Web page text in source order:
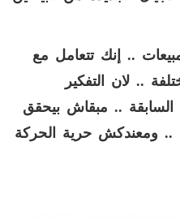
.. إنك تتعامل مع
.. لان التفكير
.. مبقاش بيحقق
.. ومعندكش حرية الحركة